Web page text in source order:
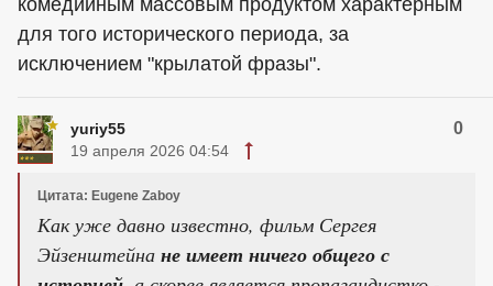
комедийным массовым продуктом характерным
для того исторического периода, за
исключением "крылатой фразы".
yuriy55 0
19 апреля 2026 04:54
Цитата: Eugene Zaboy
Как уже давно известно, фильм Сергея
Эйзенштейна не имеет ничего общего с